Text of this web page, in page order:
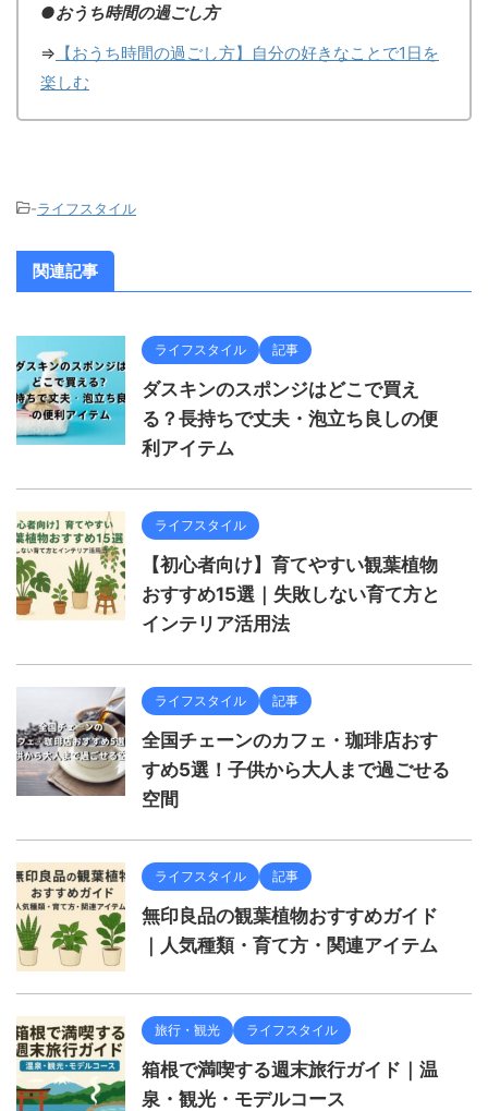
●おうち時間の過ごし方
⇒ 【おうち時間の過ごし方】自分の好きなことで1日を
楽しむ
-ライフスタイル
関連記事
ライフスタイル 記事
ダスキンのスポンジはどこで買え
る？長持ちで丈夫・泡立ち良しの便
利アイテム
ライフスタイル
【初心者向け】育てやすい観葉植物
おすすめ15選｜失敗しない育て方と
インテリア活用法
ライフスタイル 記事
全国チェーンのカフェ・珈琲店おす
すめ5選！子供から大人まで過ごせる
空間
ライフスタイル 記事
無印良品の観葉植物おすすめガイド
｜人気種類・育て方・関連アイテム
旅行・観光 ライフスタイル
箱根で満喫する週末旅行ガイド｜温
泉・観光・モデルコース